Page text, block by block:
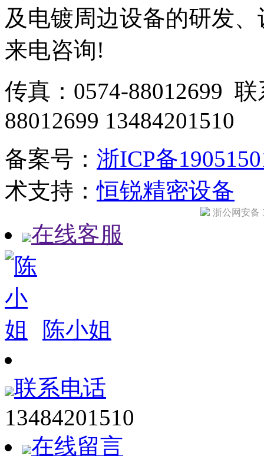
及电镀周边设备的研发
来电咨询!
传真：0574-88012699
88012699 13484201510
备案号： 浙ICP备
术支持：恒锐精密设备
浙公网安备
在线客服
陈小姐
联系电话
13484201510
在线留言